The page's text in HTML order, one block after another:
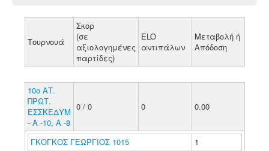
Τουρνουά
Σκορ
(σε
αξιολογημένες
παρτίδες)
ELO
αντιπάλων
Μεταβολή ή
Απόδοση
10ο ΑΤ.
ΠΡΩΤ.
ΕΣΣΚΕΔΥΜ
- Α -10, Α -8
0 / 0 0 0.00
ΓΚΟΓΚΟΣ ΓΕΩΡΓΙΟΣ 1015
1